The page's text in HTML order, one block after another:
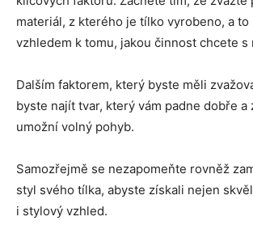
materiál, z kterého je tílko vyrobeno, a to
vzhledem k tomu, jakou činnost chcete s
Dalším faktorem, který byste měli
byste najít tvar, který vám padne dobře a
umožní volný pohyb.
Samozřejmě se nezapomeňte rovněž
styl svého tílka, abyste získali nejen
i stylový vzhled.